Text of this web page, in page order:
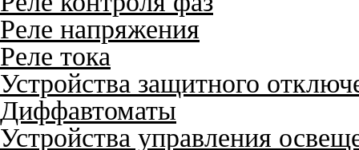
Реле напряжения
Реле тока
Устройства защитного
Диффавтоматы
Устройства управления